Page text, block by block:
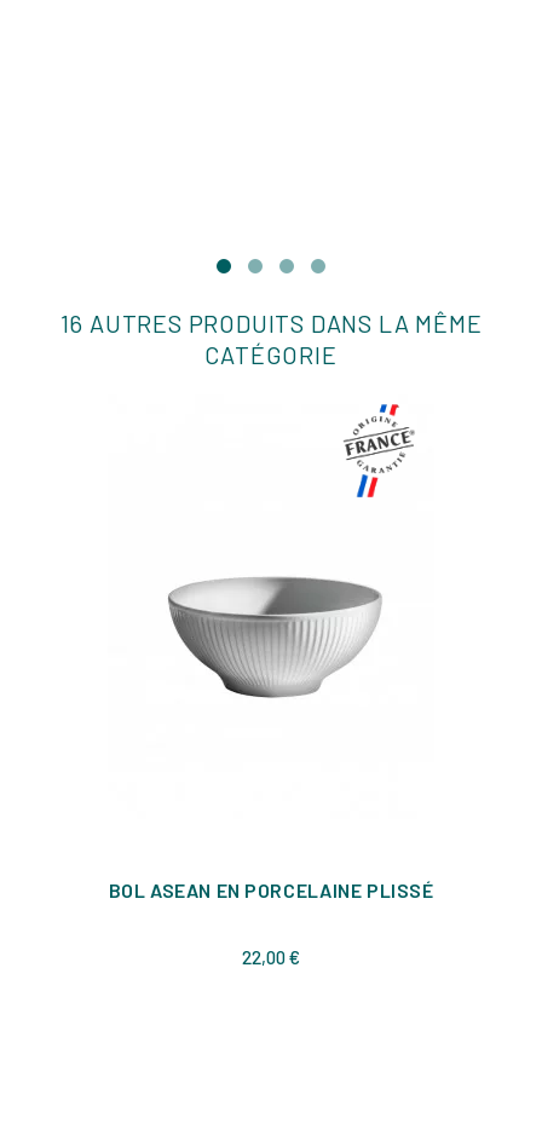
16 AUTRES PRODUITS DANS LA MÊME
CATÉGORIE
BOL ASEAN EN PORCELAINE PLISSÉ
22,00 €